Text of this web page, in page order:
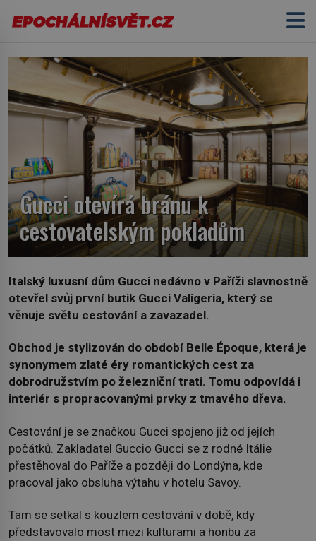
Gucci otevírá bránu k
cestovatelským pokladům
Italský luxusní dům Gucci nedávno v Paříži slavnostně
otevřel svůj první butik Gucci Valigeria, který se
věnuje světu cestování a zavazadel.
Obchod je stylizován do období Belle Époque, která je
synonymem zlaté éry romantických cest za
dobrodružstvím po železniční trati. Tomu odpovídá i
interiér s propracovanými prvky z tmavého dřeva.
Cestování je se značkou Gucci spojeno již od jejích
počátků. Zakladatel Guccio Gucci se z rodné Itálie
přestěhoval do Paříže a později do Londýna, kde
pracoval jako obsluha výtahu v hotelu Savoy.
Tam se setkal s kouzlem cestování v době, kdy
představovalo most mezi kulturami a honbu za